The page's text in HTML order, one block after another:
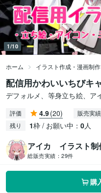
1/10
ホーム イラスト作成・漫画制作
配信用かわいいちびキ
デフォルメ、等身立ち絵、
評価 4.9(20) 販売実績
残り 1枠 / お願い中： 0人
アイカ イラスト制
総販売実績： 29件
購